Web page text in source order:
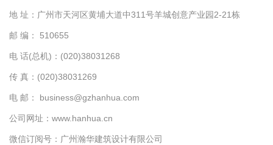
地 址：广州市天河区黄埔大道中311号羊城创意产业园2-21栋
邮 编： 510655
电 话(总机)：(020)38031268
传 真：(020)38031269
电 邮： business@gzhanhua.com
公司网址： www.hanhua.cn
微信订阅号：广州瀚华建筑设计有限公司